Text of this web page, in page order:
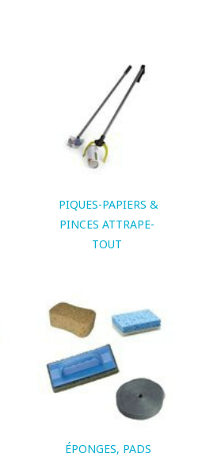
PIQUES-PAPIERS &
PINCES ATTRAPE-
TOUT
ÉPONGES, PADS